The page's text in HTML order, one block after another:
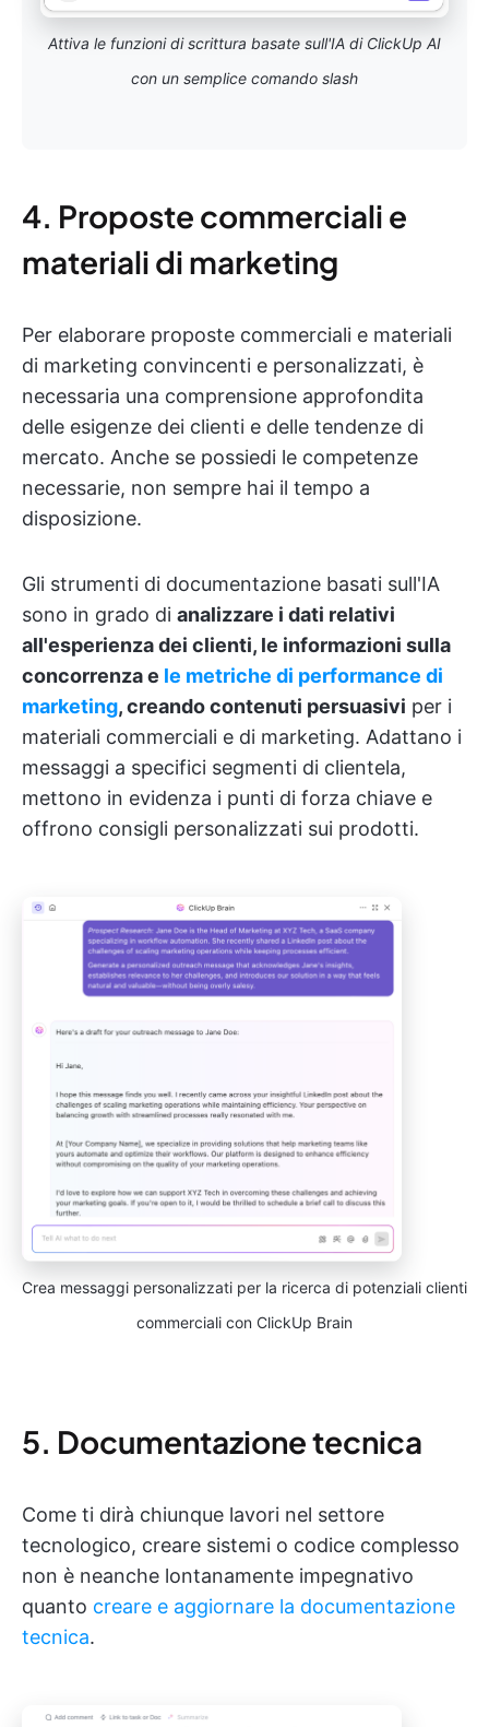
Attiva le funzioni di scrittura basate sull'IA di ClickUp AI
con un semplice comando slash
4. Proposte commerciali e
materiali di marketing
Per elaborare proposte commerciali e materiali
di marketing convincenti e personalizzati, è
necessaria una comprensione approfondita
delle esigenze dei clienti e delle tendenze di
mercato. Anche se possiedi le competenze
necessarie, non sempre hai il tempo a
disposizione.
Gli strumenti di documentazione basati sull'IA
sono in grado di analizzare i dati relativi
all'esperienza dei clienti, le informazioni sulla
concorrenza e le metriche di performance di
marketing, creando contenuti persuasivi per i
materiali commerciali e di marketing. Adattano i
messaggi a specifici segmenti di clientela,
mettono in evidenza i punti di forza chiave e
offrono consigli personalizzati sui prodotti.
Crea messaggi personalizzati per la ricerca di potenziali clienti
commerciali con ClickUp Brain
5. Documentazione tecnica
Come ti dirà chiunque lavori nel settore
tecnologico, creare sistemi o codice complesso
non è neanche lontanamente impegnativo
quanto creare e aggiornare la documentazione
tecnica.